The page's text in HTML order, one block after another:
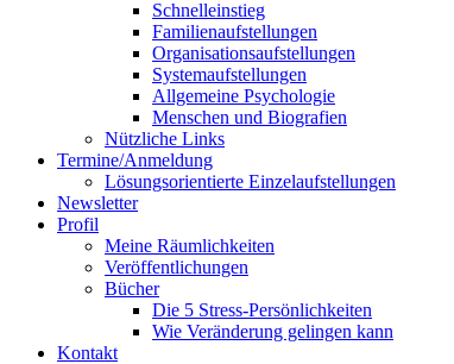
Schnelleinstieg
Familienaufstellungen
Organisationsaufstellungen
Systemaufstellungen
Allgemeine Psychologie
Menschen und Biografien
Nützliche Links
Termine/Anmeldung
Lösungsorientierte Einzelaufstellungen
Newsletter
Profil
Meine Räumlichkeiten
Veröffentlichungen
Bücher
Die 5 Stress-Persönlichkeiten
Wie Veränderung gelingen kann
Kontakt